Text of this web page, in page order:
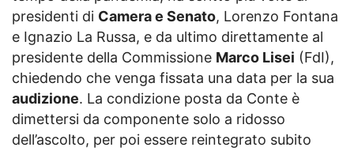
presidenti di Camera e Senato, Lorenzo Fontana
e Ignazio La Russa, e da ultimo direttamente al
presidente della Commissione Marco Lisei (FdI),
chiedendo che venga fissata una data per la sua
audizione. La condizione posta da Conte è
dimettersi da componente solo a ridosso
dell’ascolto, per poi essere reintegrato subito